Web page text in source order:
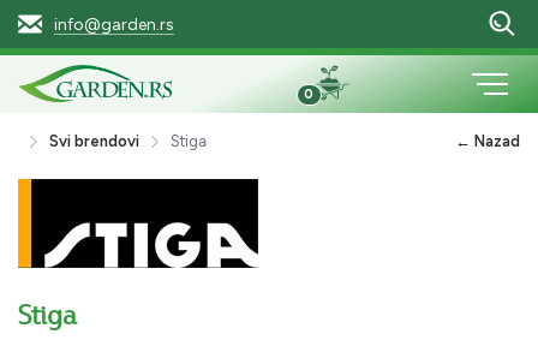
info@garden.rs
0
Svi brendovi Stiga ← Nazad
Stiga